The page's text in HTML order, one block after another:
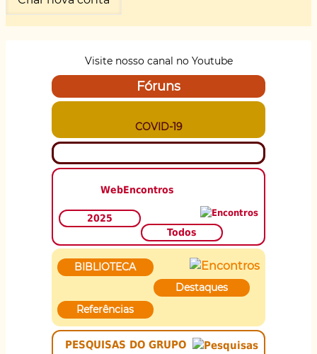
Visite nosso canal no Youtube
Fóruns
COVID-19
WebEncontros
2025
Todos
BIBLIOTECA
Destaques
Referências
PESQUISAS DO GRUPO